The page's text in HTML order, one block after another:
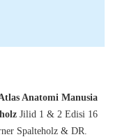
Anatomi Manusia
Jilid 1 & 2 Edisi 16
Spalteholz & DR.